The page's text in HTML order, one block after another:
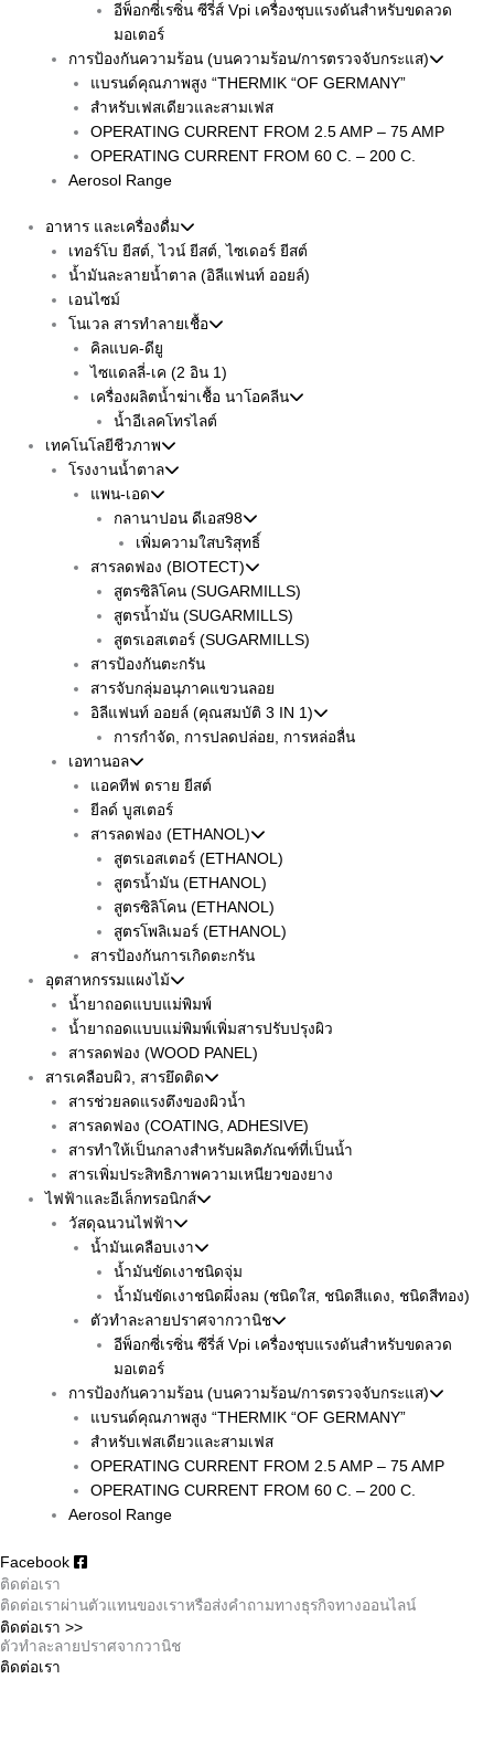
อีพ็อกซี่เรซิ่น ซีรี่ส์ Vpi เครื่องชุบแรงดันสำหรับขดลวด
มอเตอร์
การป้องกันความร้อน (บนความร้อน/การตรวจจับกระแส)
แบรนด์คุณภาพสูง “THERMIK “OF GERMANY”
สำหรับเฟสเดียวและสามเฟส
OPERATING CURRENT FROM 2.5 AMP – 75 AMP
OPERATING CURRENT FROM 60 C. – 200 C.
Aerosol Range
อาหาร และเครื่องดื่ม
เทอร์โบ ยีสต์, ไวน์ ยีสต์, ไซเดอร์ ยีสต์
น้ำมันละลายน้ำตาล (อิลีแฟนท์ ออยล์)
เอนไซม์
โนเวล สารทำลายเชื้อ
คิลแบค-ดียู
ไซแดลลี่-เค (2 อิน 1)
เครื่องผลิตน้ำฆ่าเชื้อ นาโอคลีน
น้ำอีเลคโทรไลต์
เทคโนโลยีชีวภาพ
โรงงานน้ำตาล
แพน-เอด
กลานาปอน ดีเอส98
เพิ่มความใสบริสุทธิ์
สารลดฟอง (BIOTECT)
สูตรซิลิโคน (SUGARMILLS)
สูตรน้ำมัน (SUGARMILLS)
สูตรเอสเตอร์ (SUGARMILLS)
สารป้องกันตะกรัน
สารจับกลุ่มอนุภาคแขวนลอย
อิลีแฟนท์ ออยล์ (คุณสมบัติ 3 IN 1)
การกำจัด, การปลดปล่อย, การหล่อลื่น
เอทานอล
แอคทีฟ ดราย ยีสต์
ยีลด์ บูสเตอร์
สารลดฟอง (ETHANOL)
สูตรเอสเตอร์ (ETHANOL)
สูตรน้ำมัน (ETHANOL)
สูตรซิลิโคน (ETHANOL)
สูตรโพลิเมอร์ (ETHANOL)
สารป้องกันการเกิดตะกรัน
อุตสาหกรรมแผงไม้
น้ำยาถอดแบบแม่พิมพ์
น้ำยาถอดแบบแม่พิมพ์เพิ่มสารปรับปรุงผิว
สารลดฟอง (WOOD PANEL)
สารเคลือบผิว, สารยึดติด
สารช่วยลดแรงตึงของผิวน้ำ
สารลดฟอง (COATING, ADHESIVE)
สารทำให้เป็นกลางสำหรับผลิตภัณฑ์ที่เป็นน้ำ
สารเพิ่มประสิทธิภาพความเหนียวของยาง
ไฟฟ้าและอีเล็กทรอนิกส์
วัสดุฉนวนไฟฟ้า
น้ำมันเคลือบเงา
น้ำมันขัดเงาชนิดจุ่ม
น้ำมันขัดเงาชนิดผึ่งลม (ชนิดใส, ชนิดสีแดง, ชนิดสีทอง)
ตัวทำละลายปราศจากวานิช
อีพ็อกซี่เรซิ่น ซีรี่ส์ Vpi เครื่องชุบแรงดันสำหรับขดลวด
มอเตอร์
การป้องกันความร้อน (บนความร้อน/การตรวจจับกระแส)
แบรนด์คุณภาพสูง “THERMIK “OF GERMANY”
สำหรับเฟสเดียวและสามเฟส
OPERATING CURRENT FROM 2.5 AMP – 75 AMP
OPERATING CURRENT FROM 60 C. – 200 C.
Aerosol Range
Facebook
ติดต่อเรา
ติดต่อเราผ่านตัวแทนของเราหรือส่งคำถามทางธุรกิจทางออนไลน์
ติดต่อเรา >>
ตัวทำละลายปราศจากวานิช
ติดต่อเรา